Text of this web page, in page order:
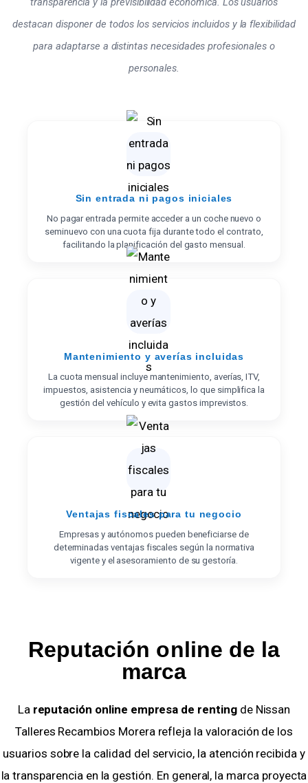
destacan disponer de todos los servicios incluidos y la flexibilidad
para adaptarse a distintas necesidades profesionales o
personales.
Sin entrada ni pagos iniciales
No pagar entrada permite acceder a un coche nuevo o
seminuevo con una cuota fija durante todo el contrato,
facilitando la planificación del gasto mensual.
Mantenimiento y averías incluidas
La cuota mensual incluye mantenimiento, averías, ITV,
impuestos, asistencia y neumáticos, lo que simplifica la
gestión del vehículo y evita gastos imprevistos.
Ventajas fiscales para tu negocio
Empresas y autónomos pueden beneficiarse de
determinadas ventajas fiscales según la normativa
vigente y el asesoramiento de su gestoría.
Reputación online de la
marca
La reputación online empresa de rentingde Nissan
Talleres Recambios Morera refleja la valoración de los
usuarios sobre la calidad del servicio, la atención recibida y
la transparencia en la gestión. En general, la marca proyecta